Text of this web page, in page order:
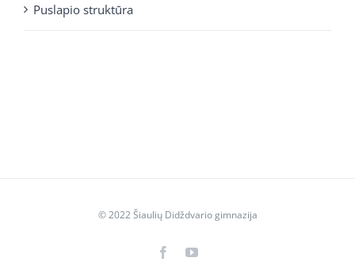
Puslapio struktūra
© 2022 Šiaulių Didždvario gimnazija
FacebookYouTube